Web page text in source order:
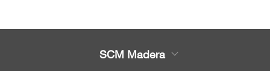
SCM Madera